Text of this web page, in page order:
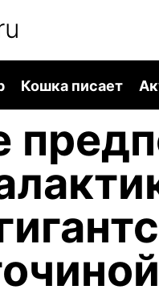
Кошка писает